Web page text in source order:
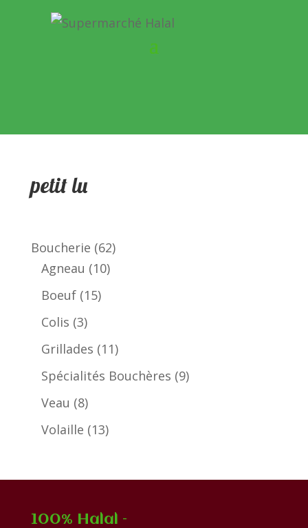
petit lu
Boucherie 6262
Agneau 1010
Boeuf 1515
Colis 33
produits
Grillades 1111
produits
Spécialités Bouchères 99
Veau 88
produits
Volaille 1313
100% Halal –